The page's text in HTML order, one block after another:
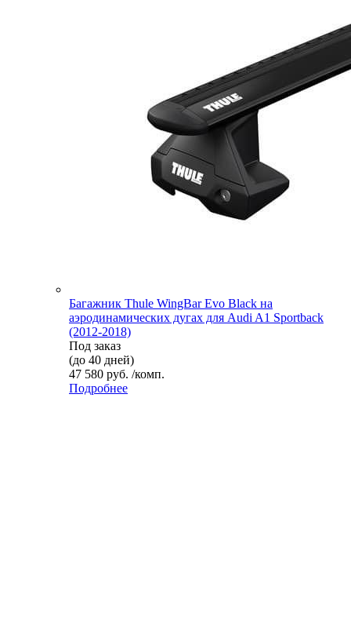
Багажник Thule WingBar Evo Black на
аэродинамических дугах для Audi A1 Sportback
(2012-2018)
Под заказ
(до 40 дней)
47 580 руб. /комп.
Подробнее